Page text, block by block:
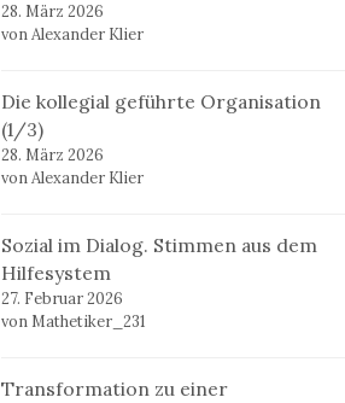
28. März 2026
von Alexander Klier
Die kollegial geführte Organisation
(1/3)
28. März 2026
von Alexander Klier
Sozial im Dialog. Stimmen aus dem
Hilfesystem
27. Februar 2026
von Mathetiker_231
Transformation zu einer